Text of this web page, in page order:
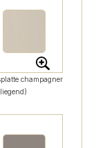
champagner